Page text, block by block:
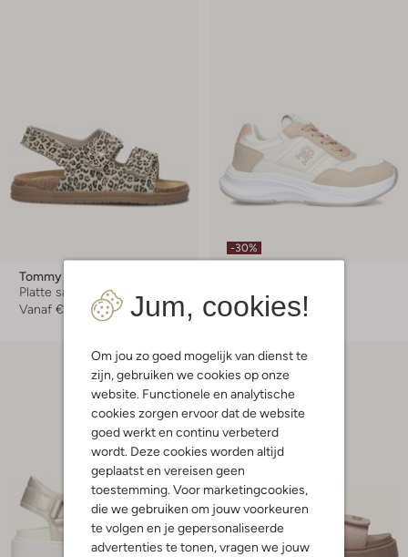
Jum, cookies!
Om jou zo goed mogelijk van dienst te
zijn, gebruiken we cookies op onze
website. Functionele en analytische
cookies zorgen ervoor dat de website
goed werkt en continu verbeterd
wordt. Deze cookies worden altijd
geplaatst en vereisen geen
toestemming. Voor marketingcookies,
die we gebruiken om jouw voorkeuren
te volgen en je gepersonaliseerde
advertenties te tonen, vragen we jouw
Tommy Hilfiger
Platte sandalen
Vanaf € 59,99
-30%
Lage sneakers
Vanaf
€ 58,99